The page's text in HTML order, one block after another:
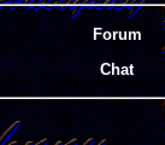
Forum
Chat